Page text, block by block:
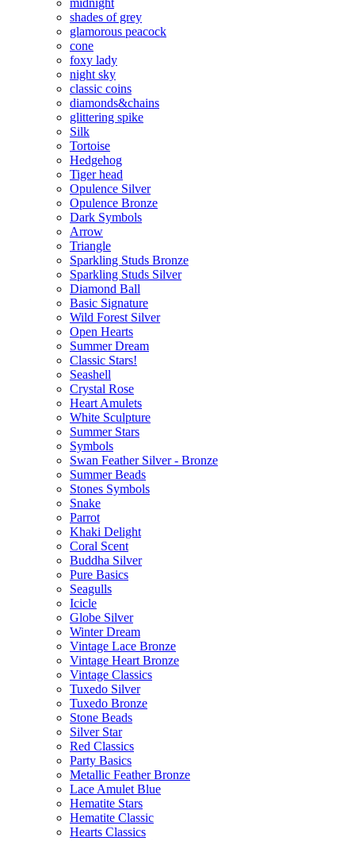
midnight
shades of grey
glamorous peacock
cone
foxy lady
night sky
classic coins
diamonds&chains
glittering spike
Silk
Tortoise
Hedgehog
Tiger head
Opulence Silver
Opulence Bronze
Dark Symbols
Arrow
Triangle
Sparkling Studs Bronze
Sparkling Studs Silver
Diamond Ball
Basic Signature
Wild Forest Silver
Open Hearts
Summer Dream
Classic Stars!
Seashell
Crystal Rose
Heart Amulets
White Sculpture
Summer Stars
Symbols
Swan Feather Silver - Bronze
Summer Beads
Stones Symbols
Snake
Parrot
Khaki Delight
Coral Scent
Buddha Silver
Pure Basics
Seagulls
Icicle
Globe Silver
Winter Dream
Vintage Lace Bronze
Vintage Heart Bronze
Vintage Classics
Tuxedo Silver
Tuxedo Bronze
Stone Beads
Silver Star
Red Classics
Party Basics
Metallic Feather Bronze
Lace Amulet Blue
Hematite Stars
Hematite Classic
Hearts Classics